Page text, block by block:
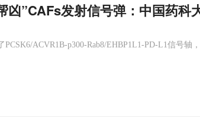
凶”CAFs发射信号弹：中国药科
ACVR1B-p300-Rab8/EHBP1L1-PD-L1信号轴